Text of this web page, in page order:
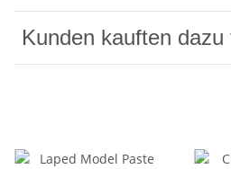
Kunden kauften